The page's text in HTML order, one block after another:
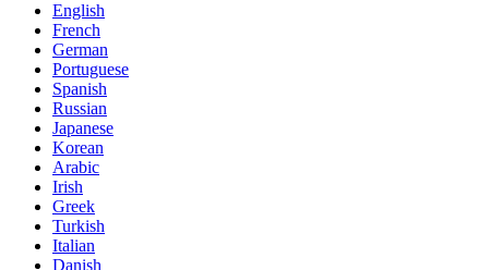
English
French
German
Portuguese
Spanish
Russian
Japanese
Korean
Arabic
Irish
Greek
Turkish
Italian
Danish